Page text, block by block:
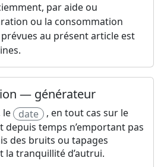
par aide ou
ou la consommation
au présent article est
— générateur
le date
, en tout cas sur le
temps n’emportant pas
des bruits ou tapages
tranquillité d’autrui.